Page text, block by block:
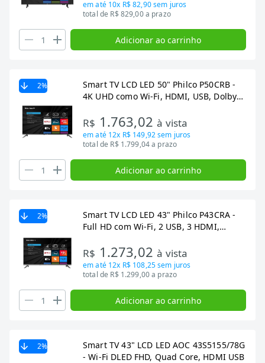
em até 10x R$ 82,90sem juros
total de R$ 829,00 a prazo
Adicionar ao carrinho
2%
Smart TV LCD LED 50" Philco P50CRB -
4K UHD como Wi-Fi, HDMI, USB, Dolby
R$ 1.763,02à vista
em até 12x R$ 149,92sem juros
total de R$ 1.799,04 a prazo
Adicionar ao carrinho
2%
Smart TV LCD LED 43" Philco P43CRA -
Full HD com Wi-Fi, 2 USB, 3 HDMI,
R$ 1.273,02à vista
em até 12x R$ 108,25sem juros
total de R$ 1.299,00 a prazo
Adicionar ao carrinho
2%
Smart TV 43" LCD LED AOC 43S5155/78G
- Wi-Fi DLED FHD, Quad Core, HDMI USB